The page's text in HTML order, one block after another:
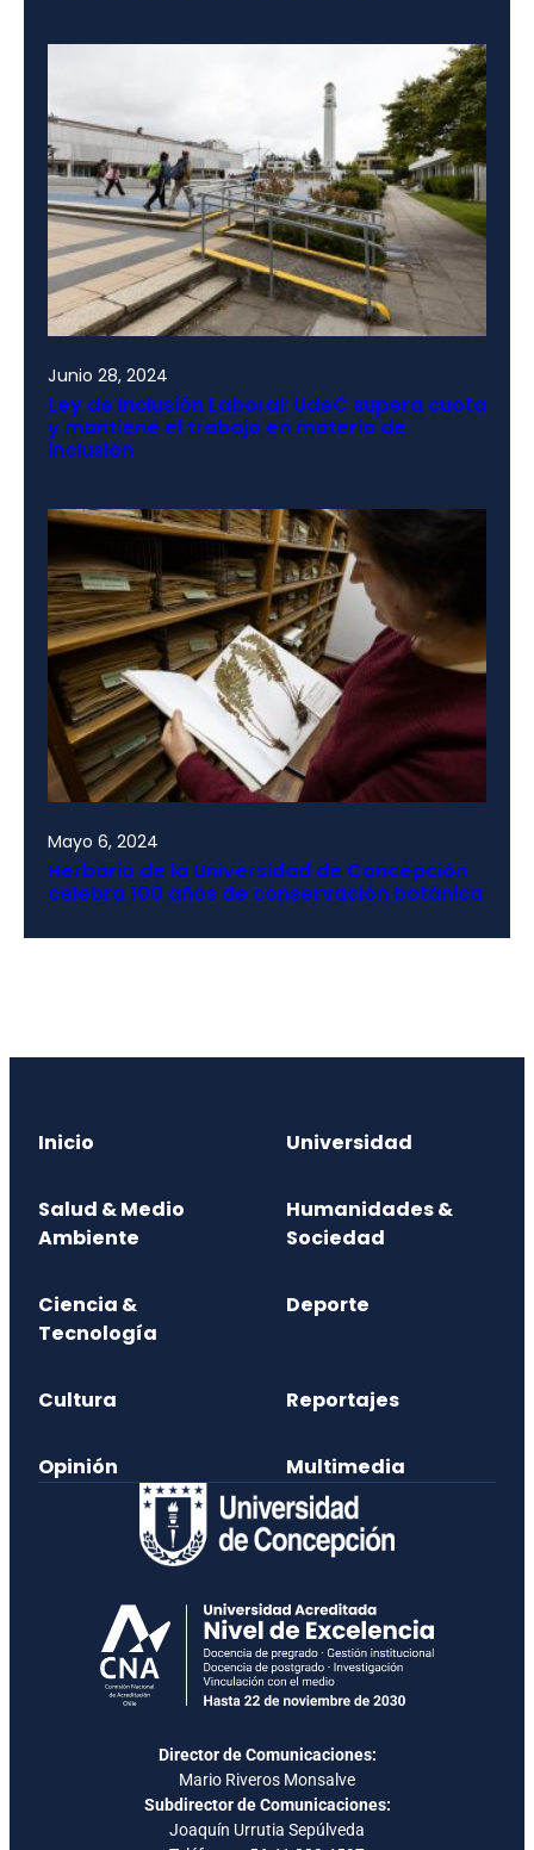
Junio 28, 2024
Ley de Inclusión Laboral: UdeC supera cuota
y mantiene el trabajo en materia de
inclusión
Mayo 6, 2024
Herbario de la Universidad de Concepción
celebra 100 años de conservación botánica
Inicio Universidad
Salud & Medio
Ambiente
Humanidades &
Sociedad
Ciencia &
Tecnología
Deporte
Cultura Reportajes
Opinión Multimedia
Director de Comunicaciones:
Mario Riveros Monsalve
Subdirector de Comunicaciones:
Joaquín Urrutia Sepúlveda